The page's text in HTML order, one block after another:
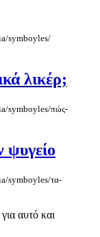
symboyles/
λικέρ;
symboyles/πώς-
ψυγείο
symboyles/τα-
αυτό και